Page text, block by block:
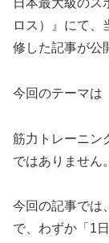
日本最大級のス
ロス）』にて、
修した記事が公
今回のテーマは
筋力トレーニン
ではありません。
今回の記事では
で、わずか「1